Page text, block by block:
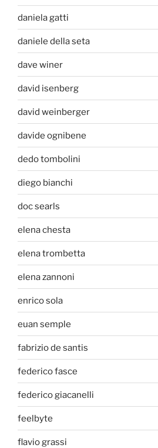
daniela gatti
daniele della seta
dave winer
david isenberg
david weinberger
davide ognibene
dedo tombolini
diego bianchi
doc searls
elena chesta
elena trombetta
elena zannoni
enrico sola
euan semple
fabrizio de santis
federico fasce
federico giacanelli
feelbyte
flavio grassi